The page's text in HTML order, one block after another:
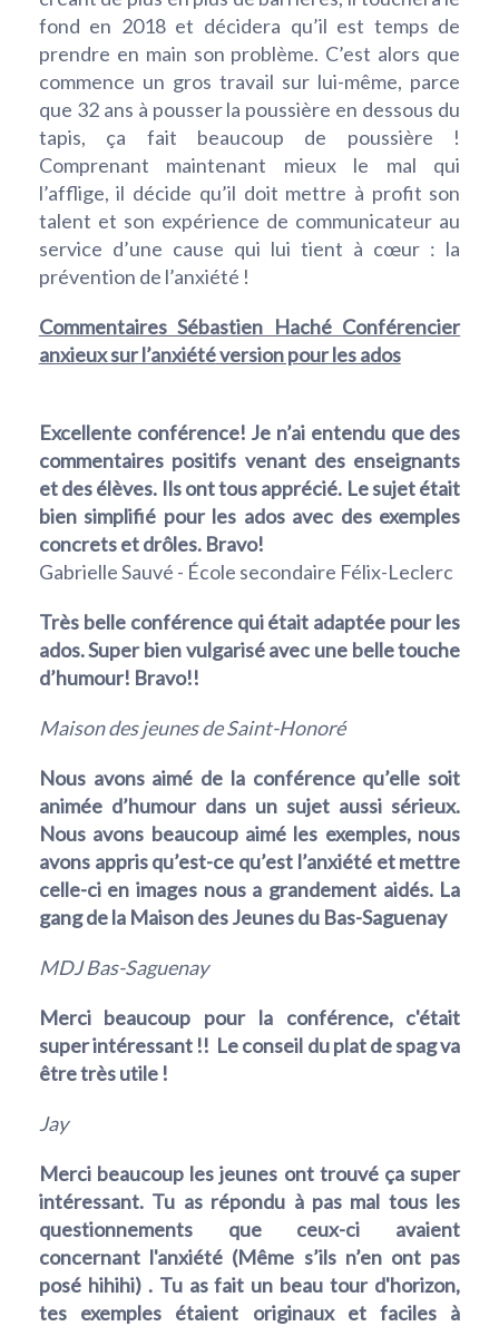
fond en 2018 et décidera qu’il est temps de
prendre en main son problème. C’est alors que
commence un gros travail sur lui-même, parce
que 32 ans à pousser la poussière en dessous du
tapis, ça fait beaucoup de poussière !
Comprenant maintenant mieux le mal qui
l’afflige, il décide qu’il doit mettre à profit son
talent et son expérience de communicateur au
service d’une cause qui lui tient à cœur : la
prévention de l’anxiété !
Commentaires Sébastien Haché Conférencier
anxieux sur l’anxiétéversion pour les ados
Excellente conférence! Je n’ai entendu que des
commentaires positifs venant des enseignants
et des élèves. Ils ont tous apprécié. Le sujet était
bien simplifié pour les ados avec des exemples
concrets et drôles. Bravo!
Gabrielle Sauvé - École secondaire Félix-Leclerc
Très belle conférence qui était adaptée pour les
ados. Super bien vulgarisé avec une belle touche
d’humour! Bravo!!
Maison des jeunes de Saint-Honoré
Nous avons aimé de la conférence qu’elle soit
animée d’humour dans un sujet aussi sérieux.
Nous avons beaucoup aimé les exemples, nous
avons appris qu’est-ce qu’est l’anxiété et mettre
celle-ci en images nous a grandement aidés. La
gang de la Maison des Jeunes du Bas-Saguenay
MDJ Bas-Saguenay
Merci beaucoup pour la conférence, c'était
super intéressant !! Le conseil du plat de spag va
être très utile !
Jay
Merci beaucoup les jeunes ont trouvé ça super
intéressant. Tu as répondu à pas mal tous les
questionnements que ceux-ci avaient
concernant l'anxiété (Même s’ils n’en ont pas
posé hihihi) . Tu as fait un beau tour d'horizon,
tes exemples étaient originaux et faciles à